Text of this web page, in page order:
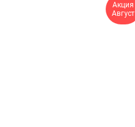
Акция
Август